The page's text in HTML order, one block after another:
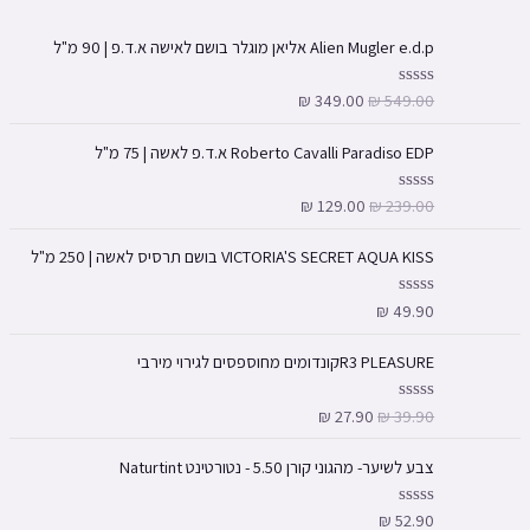
Alien Mugler e.d.p אליאן מוגלר בושם לאישה א.ד.פ | 90 מ"ל
ד
ג
מ
ת
ו
5
₪549.00
₪ 349.00
Roberto Cavalli Paradiso EDP א.ד.פ לאשה | 75 מ"ל
ד
ג
מ
ת
ו
5
₪239.00
₪ 129.00
VICTORIA'S SECRET AQUA KISS בושם תרסיס לאשה | 250 מ"ל
ד
ג
מ
ת
ו
₪ 49.90
R3 PLEASUREקונדומים מחוספסים לגירוי מירבי
ד
ג
מ
ת
₪39.90
₪ 27.90
צבע לשיער- מהגוני קורן 5.50 - נטורטינט Naturtint
ד
₪ 52.90